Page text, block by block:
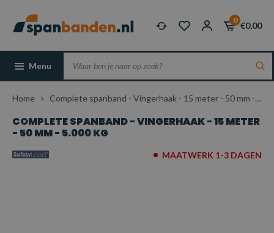
0
€0,00
Menu
Home Complete spanband - Vingerhaak - 15 meter - 50 mm - 5.000 kg
COMPLETE SPANBAND - VINGERHAAK - 15 METER
- 50 MM - 5.000 KG
MAATWERK 1-3 DAGEN